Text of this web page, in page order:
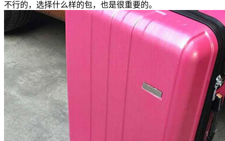
不行的，选择什么样的包，也是很重要的。